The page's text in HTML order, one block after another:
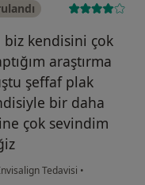
biz kendisini çok
araştırma
şeffaf plak
bir daha
çok sevindim
Tedavisi •